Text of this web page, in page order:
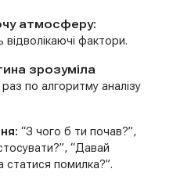
атмосферу:
фактори.
зрозуміла
по алгоритму аналізу
“З чого б ти почав?”,
“Давай
помилка?”.